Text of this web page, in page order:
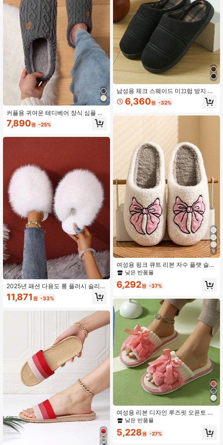
커플용 귀여운 테디베어 장식 심플 니
트 따뜻한 회색 슬리퍼, 가을/겨울 실
내/침실/사무실용 유니섹스
7,890원 -25%
2025년 패션 다용도 롱 플러시 슬리
퍼, 인조 써멀라이닝 따듯한 실내외 착
용 슬립온 하우스 슈즈, 방지 미끄럼
11,871 원 -33%
남성용 체크 스웨이드 미끄럼 방지 실
내 실외 슬리퍼, 따뜻하고 캐주얼
6,360원 -32%
9
여성용 핑크 큐트 리본 자수 플랫 슬립
온 실내 캐주얼 하우스 슬리퍼
낮은 반품율
6,292원 -37%
여성용 리본 디자인 루즈핏 오픈토 슬
리퍼, 편안한 솔리드 컬러 플러시 하우
낮은 반품율
5,228원 -27%